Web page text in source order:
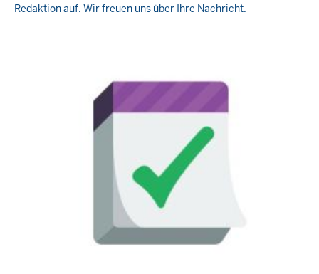
Redaktion auf. Wir freuen uns über Ihre Nachricht.